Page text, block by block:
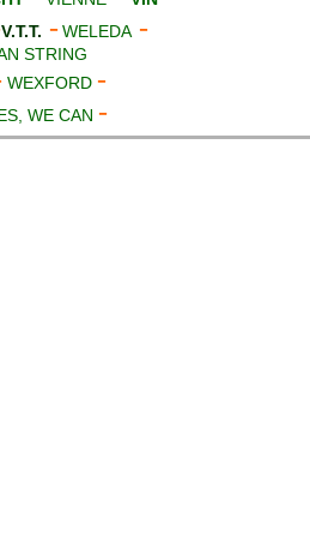
V.T.T. -WELEDA -
STRING
WEXFORD -
WE CAN -